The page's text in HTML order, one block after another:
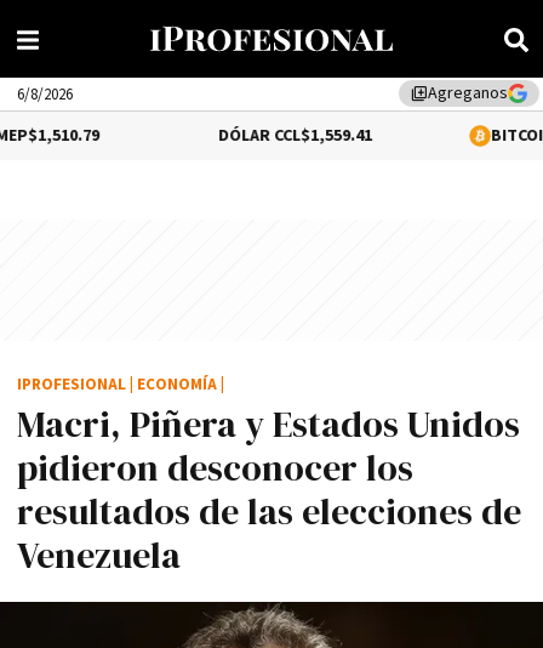
library_addAgreganos
6/8/2026
$1,559.41 0.18%
Macri, Piñera y Estados Unidos
pidieron desconocer los
resultados de las elecciones de
Venezuela
IPROFESIONAL ECONOMÍA